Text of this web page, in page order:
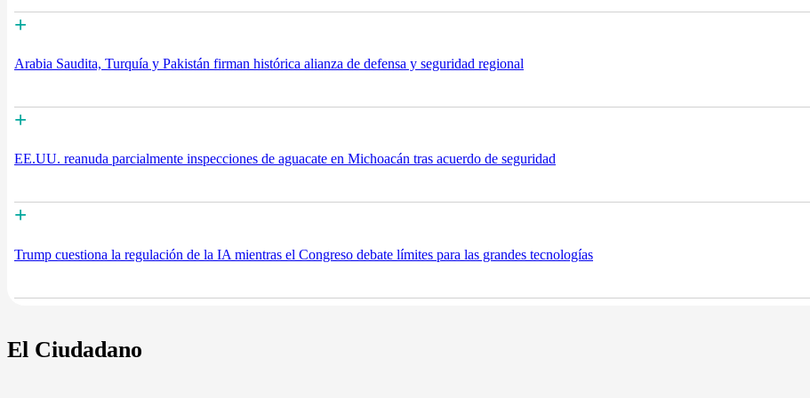
+
Arabia Saudita, Turquía y Pakistán firman histórica alianza de defensa y seguridad regional
+
EE.UU. reanuda parcialmente inspecciones de aguacate en Michoacán tras acuerdo de seguridad
+
Trump cuestiona la regulación de la IA mientras el Congreso debate límites para las grandes tecnologías
El Ciudadano